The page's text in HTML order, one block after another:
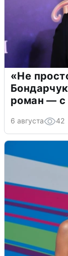
«Не
роман — с
6 августа 42